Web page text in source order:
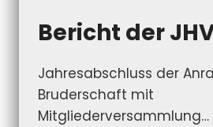
Bericht der
Jahresabschluss der
Bruderschaft mit
Mitgliederversammlung…